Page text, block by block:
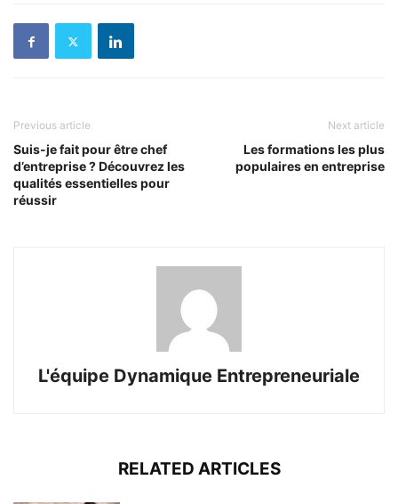
Previous article
Suis-je fait pour être chef
d’entreprise ? Découvrez les
qualités essentielles pour
réussir
Next article
Les formations les plus
populaires en entreprise
L'équipe Dynamique Entrepreneuriale
RELATED ARTICLES